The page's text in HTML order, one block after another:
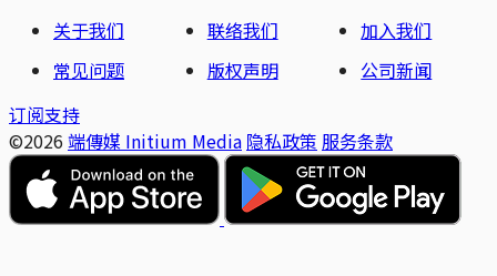
关于我们
联络我们
加入我们
常见问题
版权声明
公司新闻
订阅支持
©2026 端傳媒 Initium Media 隐私政策 服务条款